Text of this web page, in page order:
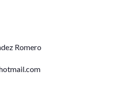
Romero